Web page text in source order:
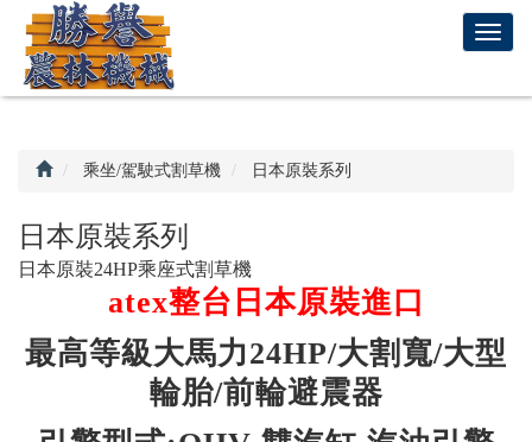
T
t
n
回
首
頁
乘坐/駕駛式割草機 日本原裝系列
日本原裝系列
日本原裝24HP乘座式割草機
atex整台日本原裝進口
最高等級大馬力24HP/大割寬/大型
輪胎/前輪避震器